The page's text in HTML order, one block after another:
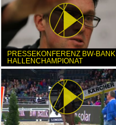
PRESSEKONFERENZ BW-BANK
HALLENCHAMPIONAT